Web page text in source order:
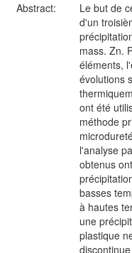
Abstract:
Le but de
d'un
mass. Zn.
éléments,
évolutions
ont été
méthode
l'analyse
obtenus
basses
à hautes
une
plastique